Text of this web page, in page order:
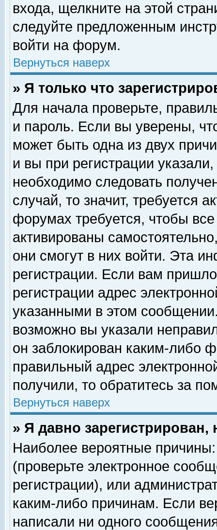
входа, щелкните на этой
следуйте предложенным
войти на форум.
Вернуться наверх
» Я только что
Для начала проверьте,
и пароль. Если вы уверены,
может быть одна из двух
и вы при регистрации
необходимо следовать
случай, то значит, требуется
форумах требуется, чтобы
активированы
они смогут в них войти. Эта
регистрации. Если вам
регистрации адрес
указанными в этом
возможно вы указали
он заблокирован каким-либо
правильный адрес
получили, то обратитесь за
Вернуться наверх
» Я давно
Наиболее вероятные
(проверьте электронное
регистрации), или
каким-либо причинам. Если
написали ни одного